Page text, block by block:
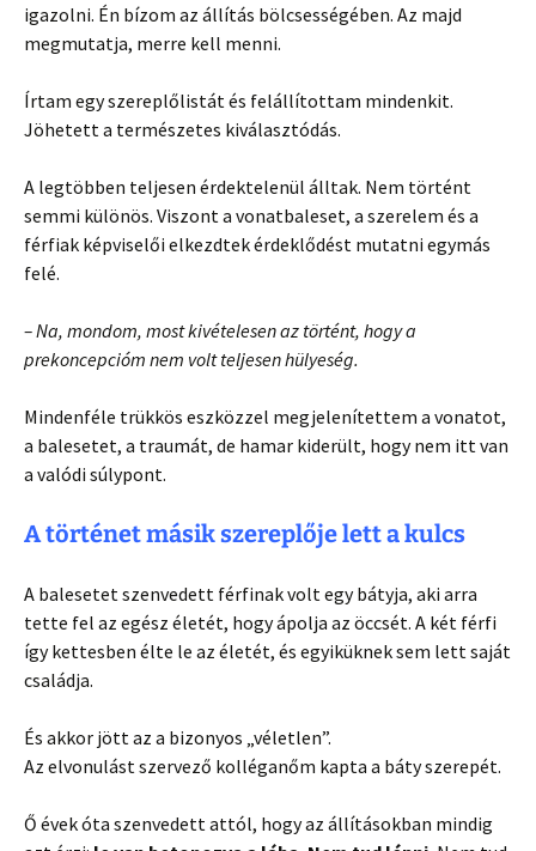
igazolni. Én bízom az állítás bölcsességében. Az majd
megmutatja, merre kell menni.
Írtam egy szereplőlistát és felállítottam mindenkit.
Jöhetett a természetes kiválasztódás.
A legtöbben teljesen érdektelenül álltak. Nem történt
semmi különös. Viszont a vonatbaleset, a szerelem és a
férfiak képviselői elkezdtek érdeklődést mutatni egymás
felé.
– Na, mondom, most kivételesen az történt, hogy a
prekoncepcióm nem volt teljesen hülyeség.
Mindenféle trükkös eszközzel megjelenítettem a vonatot,
a balesetet, a traumát, de hamar kiderült, hogy nem itt van
a valódi súlypont.
A történet másik szereplője lett a kulcs
A balesetet szenvedett férfinak volt egy bátyja, aki arra
tette fel az egész életét, hogy ápolja az öccsét. A két férfi
így kettesben élte le az életét, és egyiküknek sem lett saját
családja.
És akkor jött az a bizonyos „véletlen”.
Az elvonulást szervező kolléganőm kapta a báty szerepét.
Ő évek óta szenvedett attól, hogy az állításokban mindig